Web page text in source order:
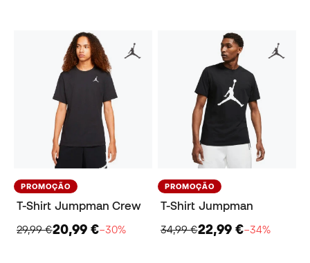
PROMOÇÃO
T-Shirt Jumpman Crew
29,99 €20,99 €−30%
PROMOÇÃO
T-Shirt Jumpman
34,99 €22,99 €−34%